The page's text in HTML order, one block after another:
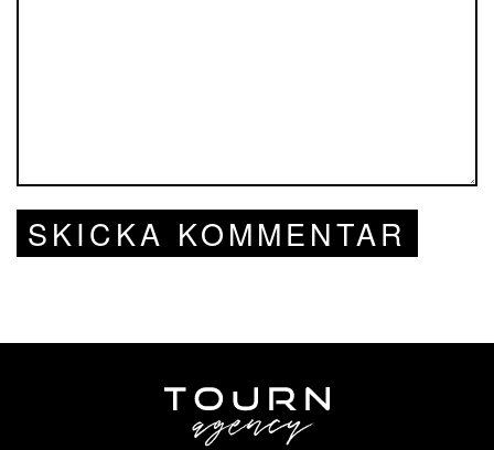
SKICKA KOMMENTAR